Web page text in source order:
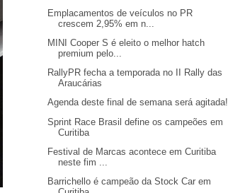
Emplacamentos de veículos no PR
crescem 2,95% em n...
MINI Cooper S é eleito o melhor hatch
premium pelo...
RallyPR fecha a temporada no II Rally das
Araucárias
Agenda deste final de semana será agitada!
Sprint Race Brasil define os campeões em
Curitiba
Festival de Marcas acontece em Curitiba
neste fim ...
Barrichello é campeão da Stock Car em